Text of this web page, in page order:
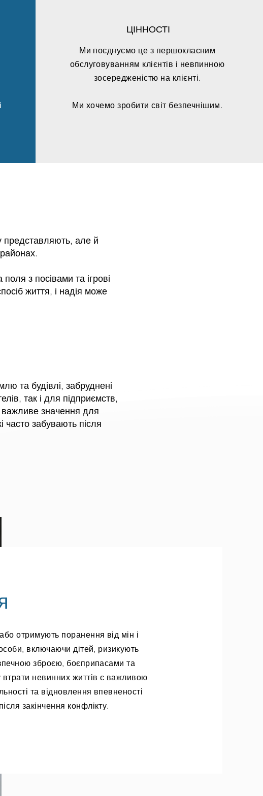
ЦІННОСТІ
Ми поєднуємо це з першокласним
обслуговуванням клієнтів і невпинною
зосередженістю на клієнті.
Ми хочемо зробити світ безпечнішим.
представляють, але й
з посівами та ігрові
життя, і надія може
та будівлі, забруднені
так і для підприємств,
значення для
часто забувають після
отримують поранення від мін і
включаючи дітей, ризикують
зброєю, боєприпасами та
втрати невинних життів є важливою
та відновлення впевненості
закінчення конфлікту.